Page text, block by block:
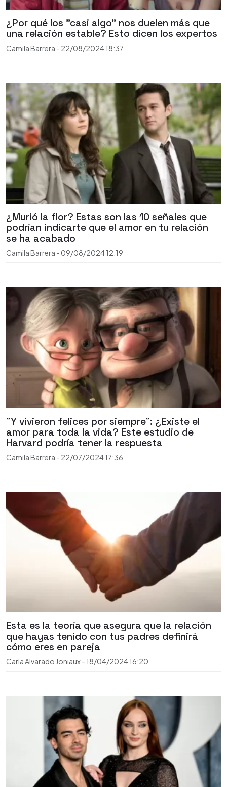
¿Por qué los "casi algo" nos duelen más que
una relación estable? Esto dicen los expertos
Camila Barrera - 22/08/202418:37
¿Murió la flor? Estas son las 10 señales que
podrían indicarte que el amor en tu relación
se ha acabado
Camila Barrera - 09/08/202412:19
"Y vivieron felices por siempre": ¿Existe el
amor para toda la vida? Este estudio de
Harvard podría tener la respuesta
Camila Barrera - 22/07/202417:36
Esta es la teoría que asegura que la relación
que hayas tenido con tus padres definirá
cómo eres en pareja
Carla Alvarado Joniaux- 18/04/202416:20